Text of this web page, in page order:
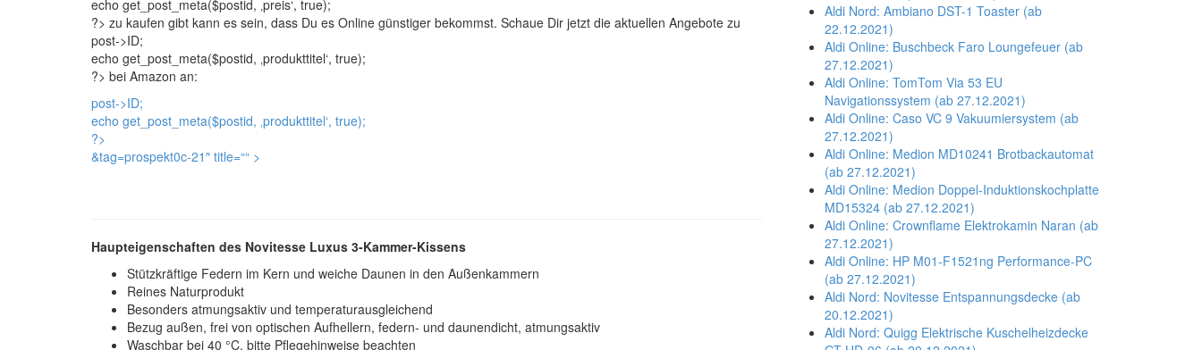
echo get_post_meta($postid, ‚preis‘, true);
?> zu kaufen gibt kann es sein, dass Du es Online günstiger bekommst. Schaue Dir jetzt die aktuellen Angebote zu
post->ID;
echo get_post_meta($postid, ‚produkttitel‘, true);
?> bei Amazon an:
post->ID;
echo get_post_meta($postid, ‚produkttitel‘, true);
?>
&tag=prospekt0c-21″ title=““ >
Haupteigenschaften des Novitesse Luxus 3-Kammer-Kissens
Stützkräftige Federn im Kern und weiche Daunen in den Außenkammern
Reines Naturprodukt
Besonders atmungsaktiv und temperaturausgleichend
Bezug außen, frei von optischen Aufhellern, federn- und daunendicht, atmungsaktiv
Waschbar bei 40 °C, bitte Pflegehinweise beachten
Aldi Nord: Ambiano DST-1 Toaster (ab
22.12.2021)
Aldi Online: Buschbeck Faro Loungefeuer (ab
27.12.2021)
Aldi Online: TomTom Via 53 EU
Navigationssystem (ab 27.12.2021)
Aldi Online: Caso VC 9 Vakuumiersystem (ab
27.12.2021)
Aldi Online: Medion MD10241 Brotbackautomat
(ab 27.12.2021)
Aldi Online: Medion Doppel-Induktionskochplatte
MD15324 (ab 27.12.2021)
Aldi Online: Crownflame Elektrokamin Naran (ab
27.12.2021)
Aldi Online: HP M01-F1521ng Performance-PC
(ab 27.12.2021)
Aldi Nord: Novitesse Entspannungsdecke (ab
20.12.2021)
Aldi Nord: Quigg Elektrische Kuschelheizdecke